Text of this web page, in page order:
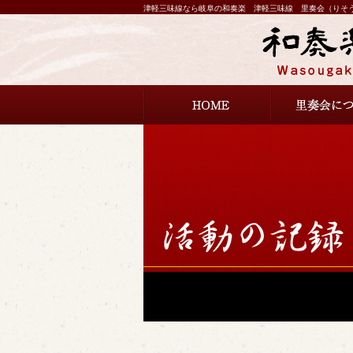
津軽三味線なら岐阜の和奏楽 津軽三味線 里奏会（りそ